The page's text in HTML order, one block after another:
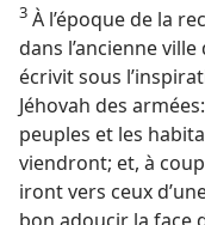
3 À l’époque de la
dans l’ancienne
écrivit sous
Jéhovah des
peuples et les
viendront; et, à
iront vers ceux